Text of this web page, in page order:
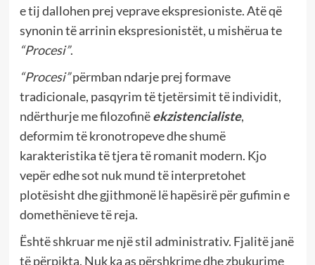
e tij dallohen prej veprave ekspresioniste. Atë që
synonin të arrinin ekspresionistët, u mishërua te
“Procesi”.
“Procesi”përmban ndarje prej formave
tradicionale, pasqyrim të tjetërsimit të individit,
ndërthurje me filozofinëekzistencialiste,
deformim të kronotropeve dhe shumë
karakteristika të tjera të romanit modern. Kjo
vepër edhe sot nuk mund të interpretohet
plotësisht dhe gjithmonë lë hapësirë për gufimin e
domethënieve të reja.
Është shkruar me një stil administrativ. Fjalitë janë
të përpikta. Nuk ka as përshkrime dhe zbukurime